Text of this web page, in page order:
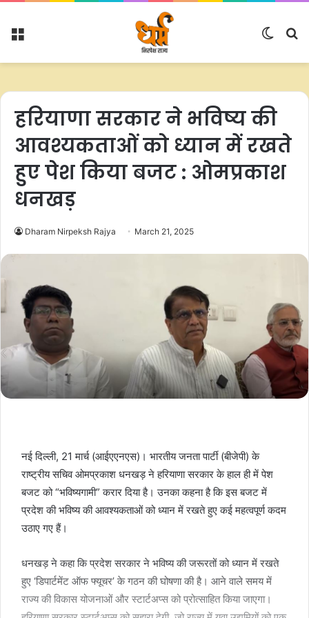
Menu
Switch
हरियाणा सरकार ने भविष्य की
आवश्यकताओं को ध्यान में रखते
हुए पेश किया बजट : ओमप्रकाश
धनखड़
Dharam Nirpeksh Rajya March 21, 2025
नई दिल्ली, 21 मार्च (आईएएनएस)। भारतीय जनता पार्टी (बीजेपी) के
राष्ट्रीय सचिव ओमप्रकाश धनखड़ ने हरियाणा सरकार के हाल ही में पेश
बजट को “भविष्यगामी” करार दिया है। उनका कहना है कि इस बजट में
प्रदेश की भविष्य की आवश्यकताओं को ध्यान में रखते हुए कई महत्वपूर्ण कदम
उठाए गए हैं।
धनखड़ ने कहा कि प्रदेश सरकार ने भविष्य की जरूरतों को ध्यान में रखते
हुए ‘डिपार्टमेंट ऑफ फ्यूचर’ के गठन की घोषणा की है। आने वाले समय में
राज्य की विकास योजनाओं और स्टार्टअप्स को प्रोत्साहित किया जाएगा।